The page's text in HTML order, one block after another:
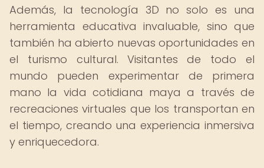
Además, la tecnología 3D no solo es una
herramienta educativa invaluable, sino que
también ha abierto nuevas oportunidades en
el turismo cultural. Visitantes de todo el
mundo pueden experimentar de primera
mano la vida cotidiana maya a través de
recreaciones virtuales que los transportan en
el tiempo, creando una experiencia inmersiva
y enriquecedora.